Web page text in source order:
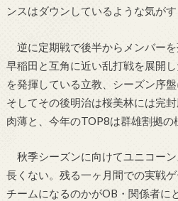
ンスはダウンしているような気がす
逆に定期戦で後半からメンバー
早稲田と互角に近い乱打戦を展開
を発揮している立教、シーズン序
そしてその後明治は桜美林には完
肉薄と、今年のTOP8は群雄割拠の
秋季シーズンに向けてユニコー
長くない。残る一ヶ月間での実戦
チームになるのかがOB・関係者に